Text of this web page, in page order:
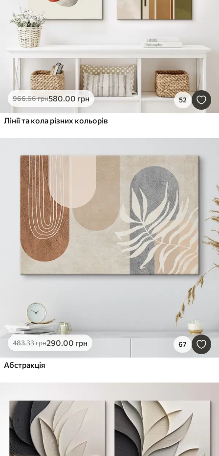
966.66грн580.00 грн 52
Лінії та кола різних кольорів
483.33грн290.00 грн 67
Абстракція